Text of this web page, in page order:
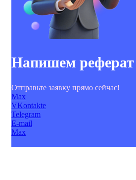
Напишем реферат
Отправьте заявку прямо сейчас!
Max
VKontakte
Telegram
E-mail
Max